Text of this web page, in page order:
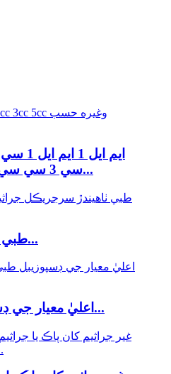
سي 3 سي سي 5 سي سي اي...
طبي ٺاهيندڙ سرجڪ...
اعليٰ معيار جي ڊسپوزيبل دوائون...